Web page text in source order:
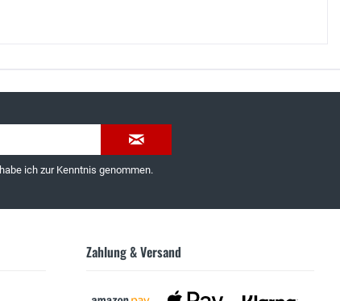
habe ich zur Kenntnis genommen.
Zahlung & Versand